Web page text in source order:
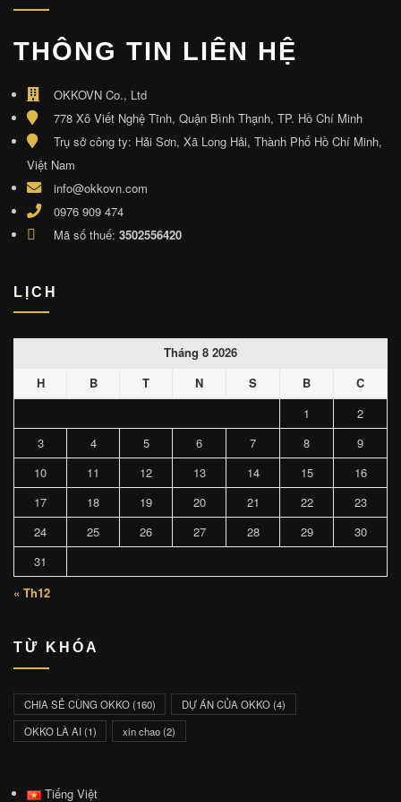
THÔNG TIN LIÊN HỆ
OKKOVN Co., Ltd
778 Xô Viết Nghệ Tĩnh, Quận Bình Thạnh, TP. Hồ Chí Minh
Trụ sở công ty: Hải Sơn, Xã Long Hải, Thành Phố Hồ Chí Minh,
Việt Nam
info@okkovn.com
0976 909 474
Mã số thuế: 3502556420
LỊCH
Tháng 8 2026
H
B T N S B
C
1
2
3
4 5 6 7 8
9
10
11 12 13 14 15
16
17
18 19 20 21 22
23
24
25 26 27 28 29
30
31
« Th12
TỪ KHÓA
CHIA SẺ CÙNG OKKO(160) DỰ ÁN CỦA OKKO(4)
OKKO LÀ AI(1) xin chao(2)
Tiếng Việt